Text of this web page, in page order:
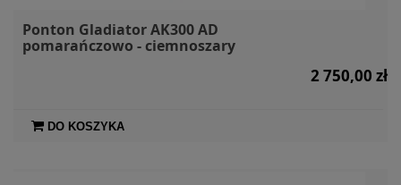
Ponton Gladiator AK300 AD
pomarańczowo - ciemnoszary
2 750,00 zł
DO KOSZYKA